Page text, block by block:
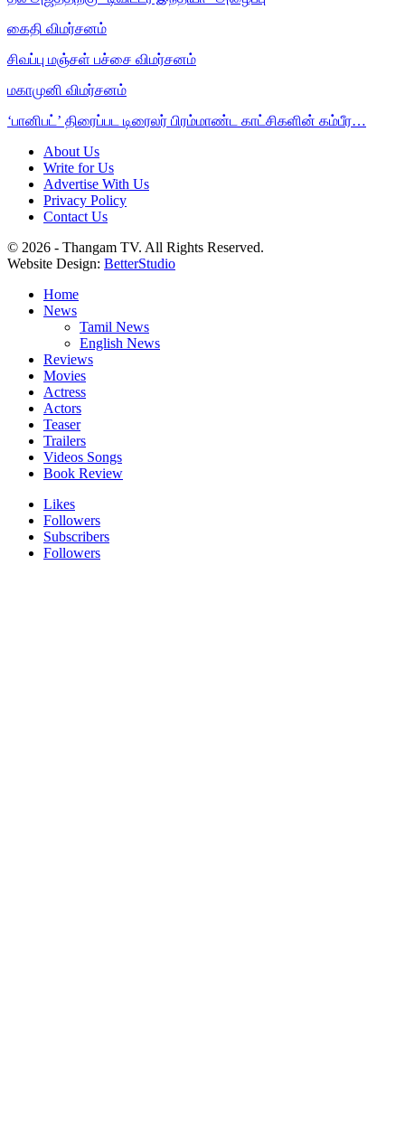
கைதி விமர்சனம்
சிவப்பு மஞ்சள் பச்சை விமர்சனம்
மகாமுனி விமர்சனம்
‘பானிபட்’ திரைப்பட டிரைலர் பிரம்மாண்ட காட்சிகளின் கம்பீர…
About Us
Write for Us
Advertise With Us
Privacy Policy
Contact Us
© 2026 - Thangam TV. All Rights Reserved.
Website Design: BetterStudio
Home
News
Tamil News
English News
Reviews
Movies
Actress
Actors
Teaser
Trailers
Videos Songs
Book Review
Likes
Followers
Subscribers
Followers